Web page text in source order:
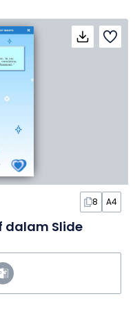
8 A4
dalam Slide